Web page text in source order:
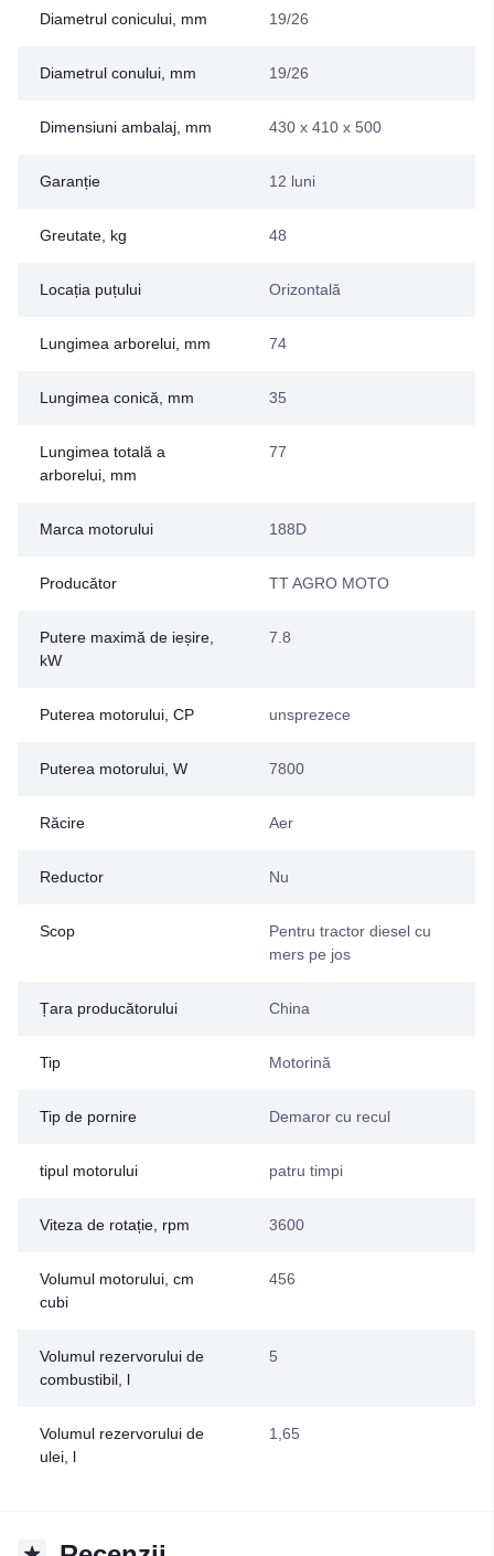
Diametrul conicului, mm 19/26
Diametrul conului, mm 19/26
Dimensiuni ambalaj, mm 430 x 410 x 500
Garanție 12 luni
Greutate, kg 48
Locația puțului Orizontală
Lungimea arborelui, mm 74
Lungimea conică, mm 35
Lungimea totală a
arborelui, mm
77
Marca motorului 188D
Producător TT AGRO MOTO
Putere maximă de ieșire,
kW
7.8
Puterea motorului, CP unsprezece
Puterea motorului, W 7800
Răcire Aer
Reductor Nu
Scop
Pentru tractor diesel cu
mers pe jos
Țara producătorului China
Tip Motorină
Tip de pornire Demaror cu recul
tipul motorului patru timpi
Viteza de rotație, rpm 3600
Volumul motorului, cm
cubi
456
Volumul rezervorului de
combustibil, l
5
Volumul rezervorului de
ulei, l
1,65